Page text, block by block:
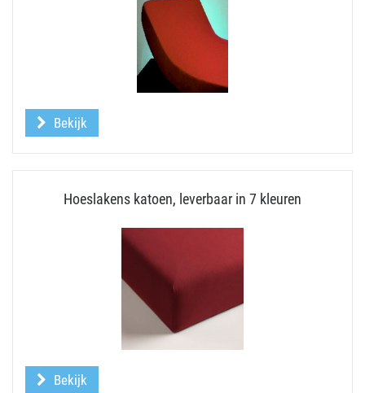
Bekijk
Hoeslakens katoen, leverbaar in 7 kleuren
Bekijk